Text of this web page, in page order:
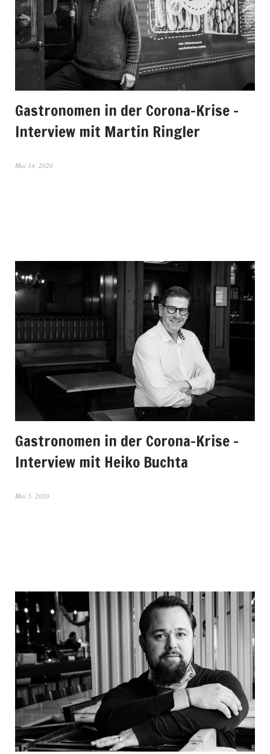
Gastronomen in der Corona-Krise –
Interview mit Martin Ringler
Mai 14, 2020
Gastronomen in der Corona-Krise –
Interview mit Heiko Buchta
Mai 5, 2020